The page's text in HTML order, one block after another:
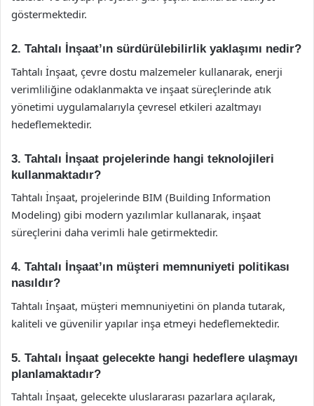
göstermektedir.
2. Tahtalı İnşaat’ın sürdürülebilirlik yaklaşımı nedir?
Tahtalı İnşaat, çevre dostu malzemeler kullanarak, enerji
verimliliğine odaklanmakta ve inşaat süreçlerinde atık
yönetimi uygulamalarıyla çevresel etkileri azaltmayı
hedeflemektedir.
3. Tahtalı İnşaat projelerinde hangi teknolojileri
kullanmaktadır?
Tahtalı İnşaat, projelerinde BIM (Building Information
Modeling) gibi modern yazılımlar kullanarak, inşaat
süreçlerini daha verimli hale getirmektedir.
4. Tahtalı İnşaat’ın müşteri memnuniyeti politikası
nasıldır?
Tahtalı İnşaat, müşteri memnuniyetini ön planda tutarak,
kaliteli ve güvenilir yapılar inşa etmeyi hedeflemektedir.
5. Tahtalı İnşaat gelecekte hangi hedeflere ulaşmayı
planlamaktadır?
Tahtalı İnşaat, gelecekte uluslararası pazarlara açılarak,